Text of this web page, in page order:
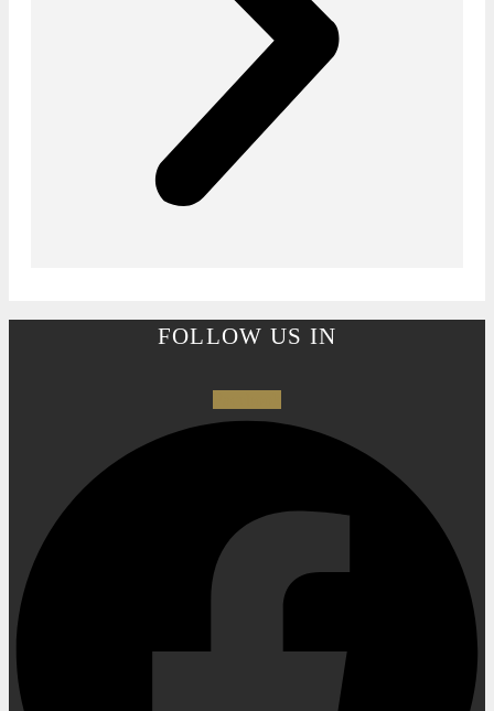
FOLLOW US IN